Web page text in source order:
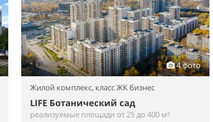
4 фото
Жилой комплекс, класс ЖК бизнес
LIFE Ботанический сад
реализуемые площади от 25 до 400 м²